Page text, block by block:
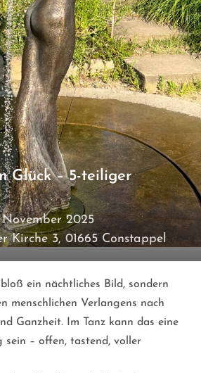
Glück – 5-teiliger
2025
Kirche 3, 01665 Constappel
ein nächtliches Bild, sondern
menschlichen Verlangens nach
Ganzheit. Im Tanz kann das eine
sein – offen, tastend, voller